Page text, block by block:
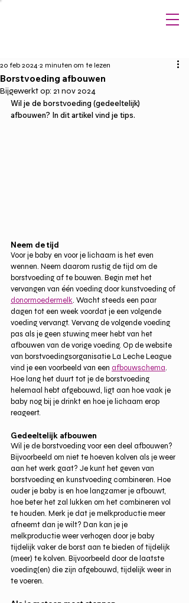
Borstvoeding afbouwen
20 feb 2024 2 minuten om te lezen
Bijgewerkt op: 21 nov 2024
Wil je de borstvoeding (gedeeltelijk)
afbouwen? In dit artikel vind je tips.
Neem de tijd
Voor je baby en voor je lichaam is het even
wennen. Neem daarom rustig de tijd om de
borstvoeding af te bouwen. Begin met het
vervangen van één voeding door kunstvoeding of
donormoedermelk. Wacht steeds een paar
dagen tot een week voordat je een volgende
voeding vervangt. Vervang de volgende voeding
pas als je geen stuwing meer hebt van het
afbouwen van de vorige voeding. Op de website
van borstvoedingsorganisatie La Leche League
vind je een voorbeeld van een afbouwschema.
Hoe lang het duurt tot je de borstvoeding
helemaal hebt afgebouwd, ligt aan hoe vaak je
baby nog bij je drinkt en hoe je lichaam erop
reageert.
Gedeeltelijk afbouwen
Wil je de borstvoeding voor een deel afbouwen?
Bijvoorbeeld om niet te hoeven kolven als je weer
aan het werk gaat? Je kunt het geven van
borstvoeding en kunstvoeding combineren. Hoe
ouder je baby is en hoe langzamer je afbouwt,
hoe beter het zal lukken om het combineren vol
te houden. Merk je dat je melkproductie meer
afneemt dan je wilt? Dan kan je je
melkproductie weer verhogen door je baby
tijdelijk vaker de borst aan te bieden of tijdelijk
(meer) te kolven. Bijvoorbeeld door de laatste
voeding(en) die zijn afgebouwd, tijdelijk weer in
te voeren.